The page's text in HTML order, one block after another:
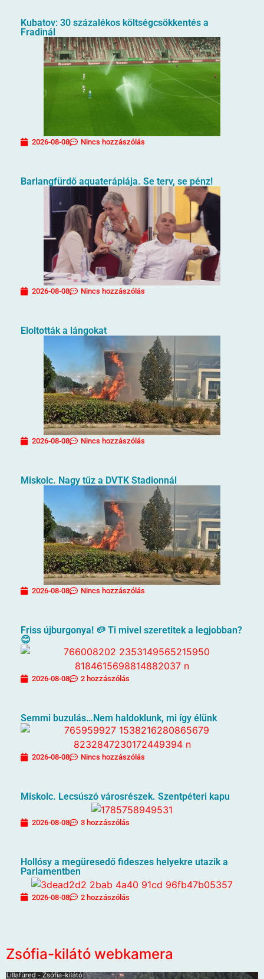
Kubatov: 30 százalékos költségcsökkentés a
Fradinál
2026-08-08 Nincs hozzászólás
Barlangfürdő aquaterápiája. Se terv, se pénz!
2026-08-08 Nincs hozzászólás
Eloltották a lángokat
2026-08-08 Nincs hozzászólás
Miskolc. Nagy tűz a DVTK Stadionnál
2026-08-08 Nincs hozzászólás
Friss újburgonya! 🥔 Ti mivel szeretitek a legjobban?
😊
2026-08-08 2 hozzászólás
Semmi buzulás…Nem haldoklunk, mi így élünk
2026-08-08 Nincs hozzászólás
Miskolc. Lecsúszó városrészek. Szentpéteri kapu
2026-08-08 3 hozzászólás
Hollósy a megüresedő fideszes helyekre utazik a
Parlamentben
2026-08-08 2 hozzászólás
Zsófia-kilátó webkamera